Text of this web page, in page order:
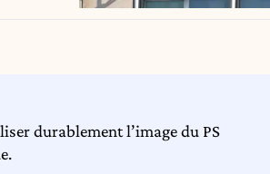
durablement l’image du PS